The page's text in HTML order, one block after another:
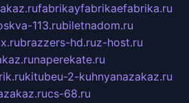
fabrikayfabrikaefabrika.ru
113.rubiletnadom.ru
brazzers-hd.ruz-host.ru
naperekate.ru
kitubeu-2-kuhnyanazakaz.ru
cs-68.ru